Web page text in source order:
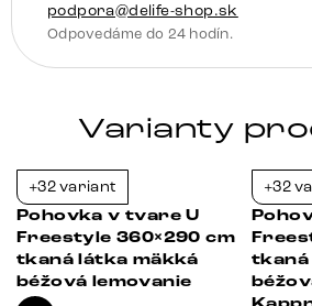
podpora@delife-shop.sk
Odpovedáme do 24 hodín.
Varianty
+32 variant
Pohovka v tvare U
Freestyle 360×290 cm
tkaná látka mäkká
béžová lemovanie
+32
tkaná